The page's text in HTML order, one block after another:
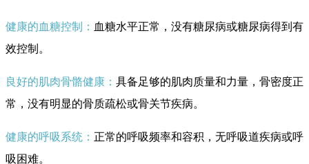
健康的血糖控制： 血糖水平正常，没有糖尿病或糖尿病得到有
效控制。
良好的肌肉骨骼健康： 具备足够的肌肉质量和力量，骨密度正
常，没有明显的骨质疏松或骨关节疾病。
健康的呼吸系统： 正常的呼吸频率和容积，无呼吸道疾病或呼
吸困难。